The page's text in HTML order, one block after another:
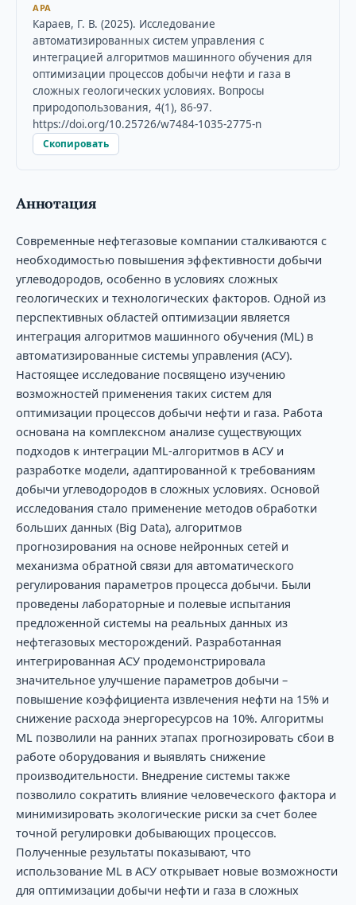
APA
Караев, Г. В. (2025). Исследование
автоматизированных систем управления с
интеграцией алгоритмов машинного обучения для
оптимизации процессов добычи нефти и газа в
сложных геологических условиях. Вопросы
природопользования, 4(1), 86-97.
https://doi.org/10.25726/w7484-1035-2775-n
Скопировать
Аннотация
Современные нефтегазовые компании сталкиваются с
необходимостью повышения эффективности добычи
углеводородов, особенно в условиях сложных
геологических и технологических факторов. Одной из
перспективных областей оптимизации является
интеграция алгоритмов машинного обучения (ML) в
автоматизированные системы управления (АСУ).
Настоящее исследование посвящено изучению
возможностей применения таких систем для
оптимизации процессов добычи нефти и газа. Работа
основана на комплексном анализе существующих
подходов к интеграции ML-алгоритмов в АСУ и
разработке модели, адаптированной к требованиям
добычи углеводородов в сложных условиях. Основой
исследования стало применение методов обработки
больших данных (Big Data), алгоритмов
прогнозирования на основе нейронных сетей и
механизма обратной связи для автоматического
регулирования параметров процесса добычи. Были
проведены лабораторные и полевые испытания
предложенной системы на реальных данных из
нефтегазовых месторождений. Разработанная
интегрированная АСУ продемонстрировала
значительное улучшение параметров добычи –
повышение коэффициента извлечения нефти на 15% и
снижение расхода энергоресурсов на 10%. Алгоритмы
ML позволили на ранних этапах прогнозировать сбои в
работе оборудования и выявлять снижение
производительности. Внедрение системы также
позволило сократить влияние человеческого фактора и
минимизировать экологические риски за счет более
точной регулировки добывающих процессов.
Полученные результаты показывают, что
использование ML в АСУ открывает новые возможности
для оптимизации добычи нефти и газа в сложных